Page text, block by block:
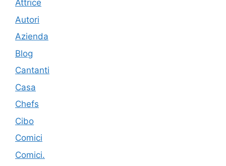
Attrice
Autori
Azienda
Blog
Cantanti
Casa
Chefs
Cibo
Comici
Comici.